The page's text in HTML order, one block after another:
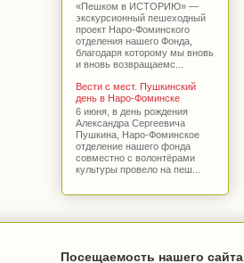
«Пешком в ИСТОРИЮ» —
экскурсионный пешеходный
проект Наро-Фоминского
отделения нашего Фонда,
благодаря которому мы вновь
и вновь возвращаемс...
Вести с мест. Пушкинский
день в Наро-Фоминске
6 июня, в день рождения
Александра Сергеевича
Пушкина, Наро-Фоминское
отделение нашего фонда
совместно с волонтёрами
культуры провело на пеш...
Посещаемость нашего сайта